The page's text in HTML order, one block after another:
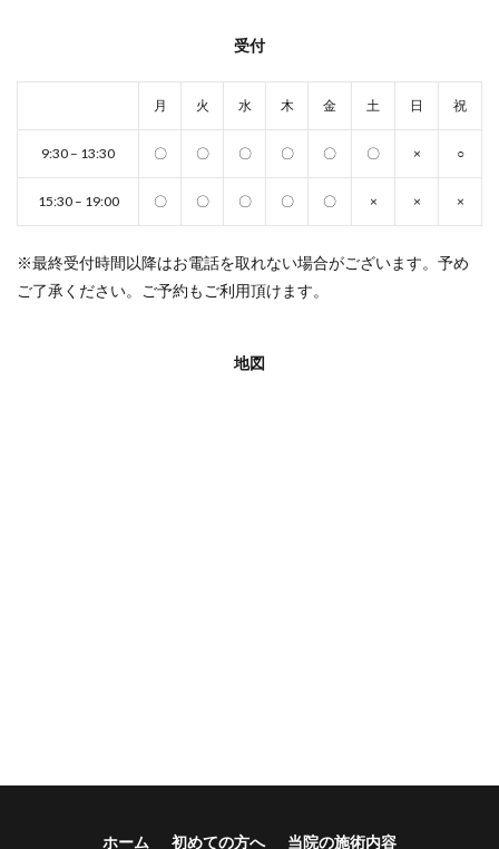
受付
月 火 水 木 金 土 日 祝
9:30 – 13:30 〇 〇 〇 〇 〇 〇 × ○
15:30 – 19:00 〇 〇 〇 〇 〇 × × ×
※最終受付時間以降はお電話を取れない場合がございます。予め
ご了承ください。ご予約もご利用頂けます。
地図
ホーム 初めての方へ 当院の施術内容